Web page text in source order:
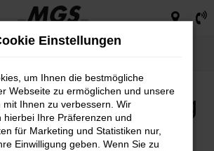
für Würzburg
Einstellungen
um Ihnen die bestmögliche
Webseite zu ermöglichen und unsere
mit Ihnen zu verbessern. Wir
hierbei Ihre Präferenzen und
für Marketing und Statistiken nur,
Einwilligung geben. Wenn Sie zu